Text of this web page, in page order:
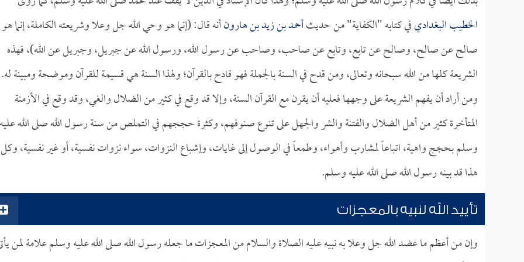
الخطيب البغداديفي كتابه "الكفاية" من حديثأحمد بن زيد بن هارونأنه قال: (إنما هو وحي الله جل وعلا وشريعته الكاملة، إنما هو
صالح عن صالح، وصالح عن تابع، وتابع عن صاحب، وصاحب عن رسول الله، ورسول الله عن جبريل، وجبريل عن الله)، فهذه
الشريعة كلها من الله سبحانه وتعالى، ومن قدح في السنة بالجملة فهو قادح بالقرآن؛ ولهذا السنة هي قسيمة للقرآن وموضحة ومبينة له.
ومن أراد أن يفهم الشريعة على وجهها فعليه أن يقرن مع القرآن السنة، وإلا قد وقع في كثير من الضلال والغي، وقد وقع في الأزمنة
المتأخرة كثير من أهل الضلال والفتنة والشر والجهل على تنوع صنوفهم، وكثرة حججهم في التملص من سنة رسول الله صلى الله
وسلم بحجج واهية، اتباعاً لمشارب وأهواء، وطمعاً في الوصول إلى غايات، وإشباع النزوات، سواء نزوات نفسية، أو غير نفسية، وكل
هذا قد بينه رسول الله صلى الله عليه وسلم.
تأييد الله لنبيه بالمعجزات
وإن من أعظم ما عضد الله جل وعلا به نبيه عليه الصلاة والسلام من المعجزات ما جعله رسول الله صلى الله عليه وسلم علامة لمن